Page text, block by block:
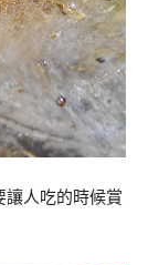
讓人吃的時候賞